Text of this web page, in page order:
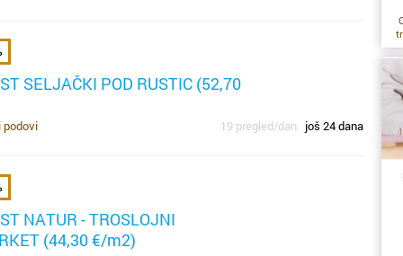
SELJAČKI POD RUSTIC (52,70
19 pregled/dan još 24 dana
podovi
NATUR - TROSLOJNI
(44,30 €/m2)
i
i